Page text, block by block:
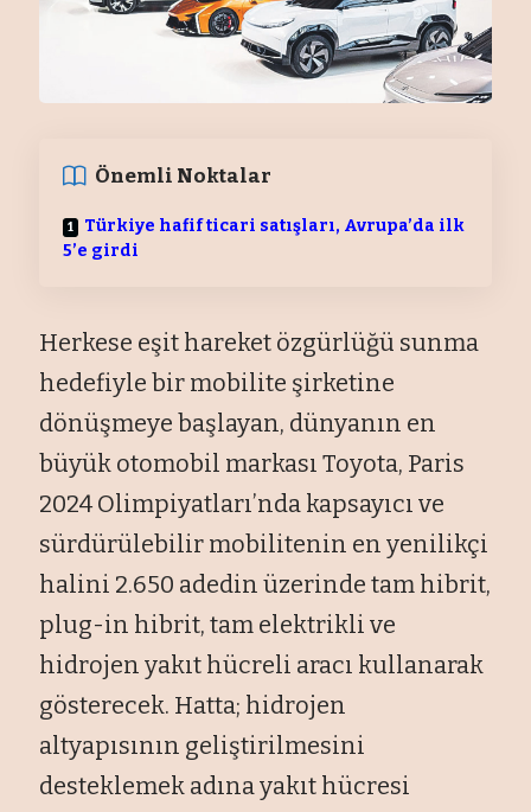
Önemli Noktalar
Türkiye hafif ticari satışları, Avrupa’da ilk
5’e girdi
Herkese eşit hareket özgürlüğü sunma
hedefiyle bir mobilite şirketine
dönüşmeye başlayan, dünyanın en
büyük otomobil markası Toyota, Paris
2024 Olimpiyatları’nda kapsayıcı ve
sürdürülebilir mobilitenin en yenilikçi
halini 2.650 adedin üzerinde tam hibrit,
plug-in hibrit, tam elektrikli ve
hidrojen yakıt hücreli aracı kullanarak
gösterecek. Hatta; hidrojen
altyapısının geliştirilmesini
desteklemek adına yakıt hücresi